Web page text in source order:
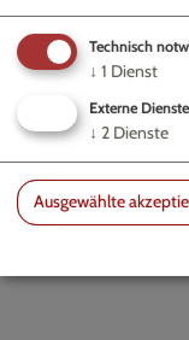
Ich habe die
damit
Absenden
Eine Kopie dieser E-
Technisch
↓ 1 Dienst
Externe Dienste
↓ 2 Dienste
Ausgewählte